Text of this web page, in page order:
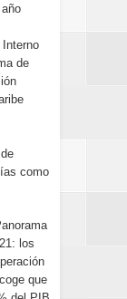
de
como
los
que